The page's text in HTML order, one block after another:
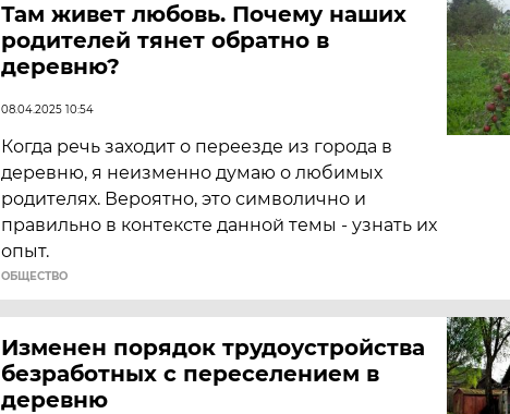
Там живет любовь. Почему наших
родителей тянет обратно в
деревню?
08.04.2025 10:54
Когда речь заходит о переезде из города в
деревню, я неизменно думаю о любимых
родителях. Вероятно, это символично и
правильно в контексте данной темы - узнать их
опыт.
ОБЩЕСТВО
Изменен порядок трудоустройства
безработных с переселением в
деревню